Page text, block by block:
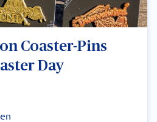
Coaster-Pins
Day